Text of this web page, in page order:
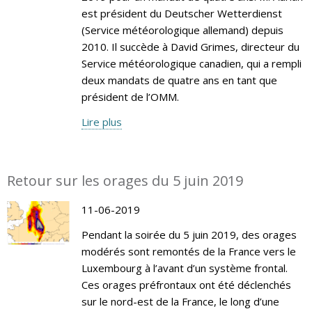
est président du Deutscher Wetterdienst
(Service météorologique allemand) depuis
2010. Il succède à David Grimes, directeur du
Service météorologique canadien, qui a rempli
deux mandats de quatre ans en tant que
président de l’OMM.
Lire plus
Retour sur les orages du 5 juin 2019
11-06-2019
Pendant la soirée du 5 juin 2019, des orages
modérés sont remontés de la France vers le
Luxembourg à l’avant d’un système frontal.
Ces orages préfrontaux ont été déclenchés
sur le nord-est de la France, le long d’une